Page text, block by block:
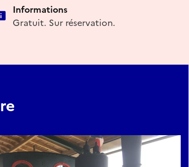
Informations
Gratuit. Sur réservation.